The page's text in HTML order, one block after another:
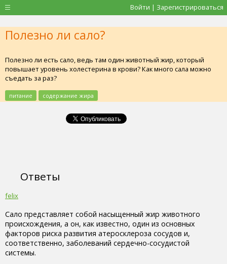
Войти | Зарегистрироваться
Полезно ли сало?
Полезно ли есть сало, ведь там один животный жир, который
повышает уровень холестерина в крови? Как много сала можно
съедать за раз?
питание содержание жира
Ответы
felix
Сало представляет собой насыщенный жир животного
происхождения, а он, как известно, один из основных
факторов риска развития атеросклероза сосудов и,
соответственно, заболеваний сердечно-сосудистой
системы.